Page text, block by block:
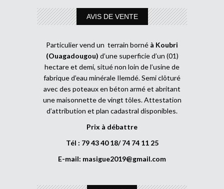
AVIS DE VENTE
Particulier vend un terrain borné à Koubri
(Ouagadougou) d’une superficie d’un (01)
hectare et demi, situé non loin de l’usine de
fabrique d’eau minérale Ilemdé. Semi clôturé
avec des poteaux en béton armé et abritant
une maisonnette de vingt tôles. Attestation
d’attribution et plan cadastral disponibles.
Prix à débattre
Tél : 79 43 40 18/ 74 74 11 25
E-mail: masigue2019@gmail.com